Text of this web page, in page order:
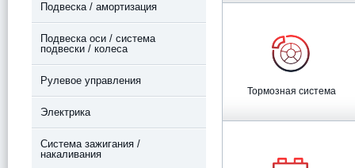
Подвеска / амортизация
Подвеска оси / система
подвески / колеса
Рулевое управления
Электрика
Система зажигания /
накаливания
Тормозная система